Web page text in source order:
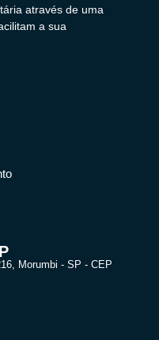
através de uma
a sua
Morumbi - SP - CEP